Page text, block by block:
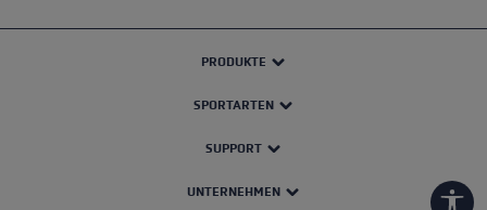
PRODUKTE
SPORTARTEN
SUPPORT
UNTERNEHMEN